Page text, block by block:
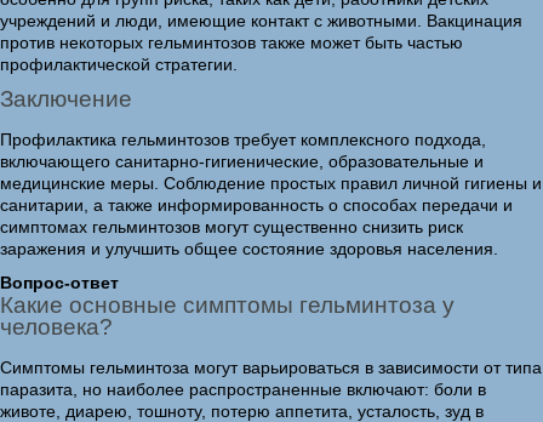
учреждений и люди, имеющие контакт с животными. Вакцинация
против некоторых гельминтозов также может быть частью
профилактической стратегии.
Заключение
Профилактика гельминтозов требует комплексного подхода,
включающего санитарно-гигиенические, образовательные и
медицинские меры. Соблюдение простых правил личной гигиены и
санитарии, а также информированность о способах передачи и
симптомах гельминтозов могут существенно снизить риск
заражения и улучшить общее состояние здоровья населения.
Вопрос-ответ
Какие основные симптомы гельминтоза у
человека?
Симптомы гельминтоза могут варьироваться в зависимости от типа
паразита, но наиболее распространенные включают: боли в
животе, диарею, тошноту, потерю аппетита, усталость, зуд в